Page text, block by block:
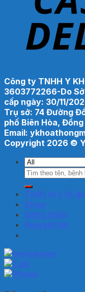
Công ty TNHH Y
3603772266-Do
cấp ngày: 30/11/
Trụ sở: 74 Đường
phố Biên Hòa,
Email:
Copyright 2026 ©
Tìm
Thiết bị y tế
Shop
Đăng nhập
Newsletter